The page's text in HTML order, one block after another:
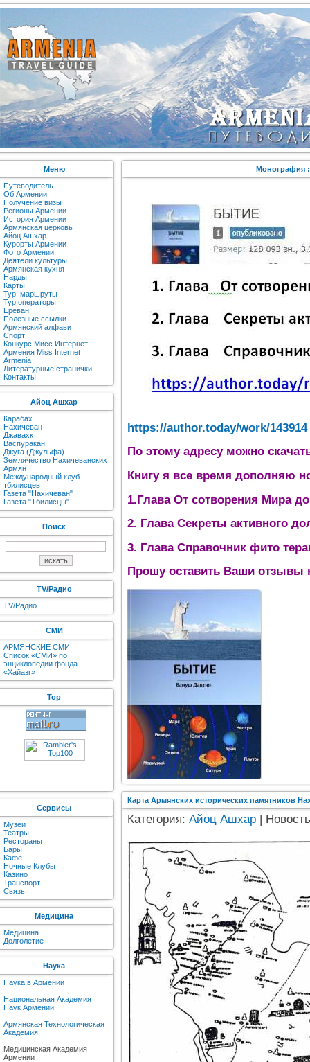
Меню
Путеводитель
Об Армении
Получение визы
Регионы Армении
История Армении
Армянская церковь
Айоц Ашхар
Курорты Армении
Фото Армении
Деятели культуры
Армянская кухня
Нарды
Карты
Тур. маршруты
Тур операторы
Ереван
Полезные ссылки
Армянский алфавит
Спорт
Конкурс Мисс Интернет
Армения Miss Internet
Armenia
Литературные странички
Контакты
Айоц Ашхар
Карабах
Нахичеван
Джавахк
Васпуракан
Джуга (Джульфа)
Землячество Нахичеванских
Армян
Международный клуб
тбилисцев
Газета "Нахичеван"
Газета "Тбилисцы"
Поиск
TV/Радио
TV/Радио
СМИ
АРМЯНСКИЕ СМИ
Список «СМИ» по
энциклопедии фонда
«Хайазг»
Top
Сервисы
Музеи
Театры
Рестораны
Бары
Кафе
Ночные Клубы
Казино
Транспорт
Связь
Медицина
Медицина
Долголетие
Наука
Наука в Армении
Национальная Академия
Наук Армении
Армянская Технологическая
Академия
Медицинская Академия
Армении
Монография
https://author.today/work/143914
По этому адресу можно
Книгу я все время дополняю
1.Глава От сотворения Мира
2. Глава Секреты активного
3. Глава Справочник фито
Прошу оставить Ваши отзывы
Карта Армянских исторических памятников
Категория: Айоц Ашхар |